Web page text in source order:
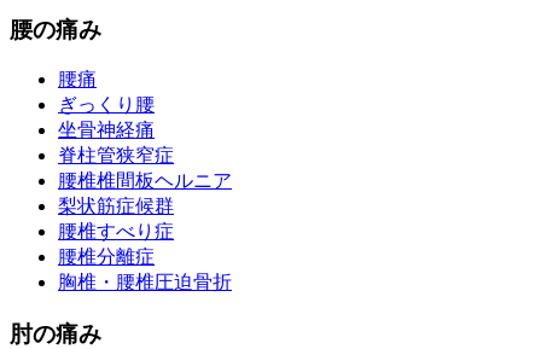
腰の痛み
腰痛
ぎっくり腰
坐骨神経痛
脊柱管狭窄症
腰椎椎間板ヘルニア
梨状筋症候群
腰椎すべり症
腰椎分離症
胸椎・腰椎圧迫骨折
肘の痛み